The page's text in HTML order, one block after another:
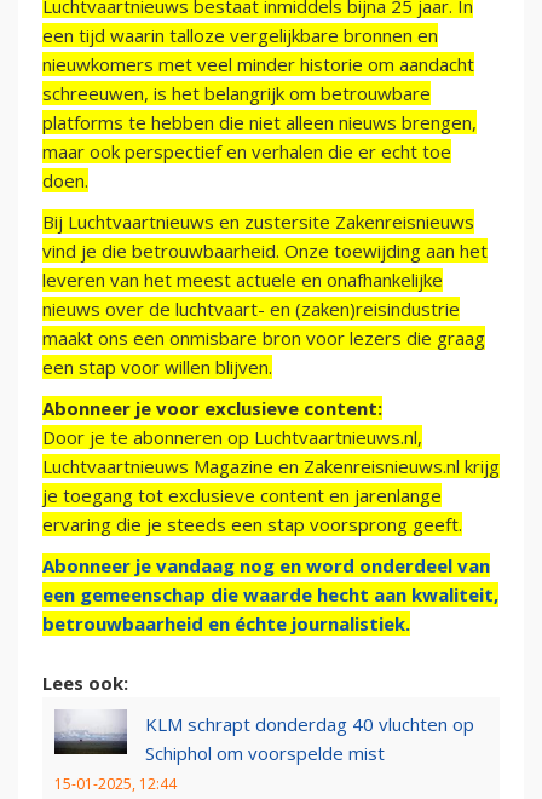
Luchtvaartnieuws bestaat inmiddels bijna 25 jaar. In
een tijd waarin talloze vergelijkbare bronnen en
nieuwkomers met veel minder historie om aandacht
schreeuwen, is het belangrijk om betrouwbare
platforms te hebben die niet alleen nieuws brengen,
maar ook perspectief en verhalen die er echt toe
doen.
Bij Luchtvaartnieuws en zustersite Zakenreisnieuws
vind je die betrouwbaarheid. Onze toewijding aan het
leveren van het meest actuele en onafhankelijke
nieuws over de luchtvaart- en (zaken)reisindustrie
maakt ons een onmisbare bron voor lezers die graag
een stap voor willen blijven.
Abonneer je voor exclusieve content:
Door je te abonneren op Luchtvaartnieuws.nl,
Luchtvaartnieuws Magazine en Zakenreisnieuws.nl krijg
je toegang tot exclusieve content en jarenlange
ervaring die je steeds een stap voorsprong geeft.
Abonneer je vandaag nog en word onderdeel van
een gemeenschap die waarde hecht aan kwaliteit,
betrouwbaarheid en échte journalistiek.
Lees ook:
KLM schrapt donderdag 40 vluchten op
Schiphol om voorspelde mist
15-01-2025, 12:44